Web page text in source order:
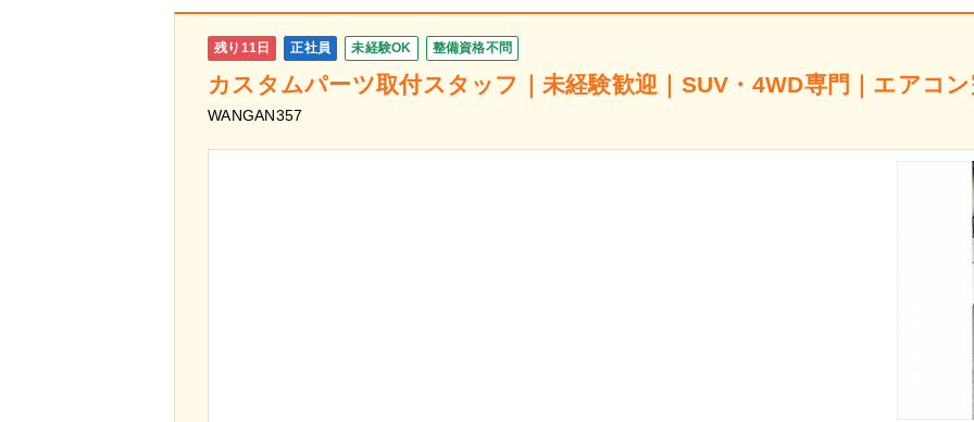
残り11日 正社員 未経験OK 整備資格不問
カスタムパーツ取付スタッフ｜未経験歓迎｜SUV・4WD専門｜エアコ
WANGAN357